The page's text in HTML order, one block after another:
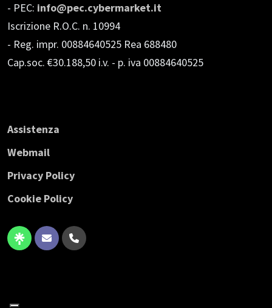
- PEC: info@pec.cybermarket.it
Iscrizione R.O.C. n. 10994
- Reg. impr. 00884640525 Rea 688480
Cap.soc. €30.188,50 i.v. - p. iva 00884640525
Assistenza
Webmail
Privacy Policy
Cookie Policy